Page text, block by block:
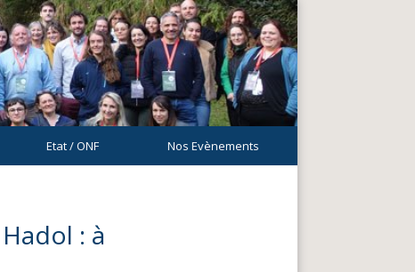
Etat / ONF Nos Evènements
: à